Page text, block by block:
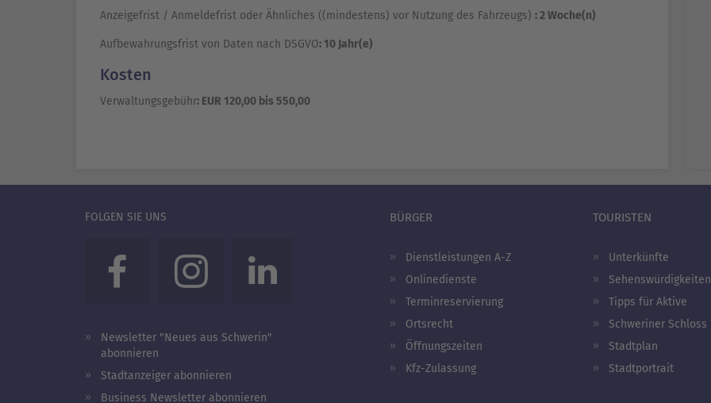
Anzeigefrist / Anmeldefrist oder Ähnliches ((mindestens) vor Nutzung des Fahrzeugs) : 2 Woche(n)
Aufbewahrungsfrist von Daten nach DSGVO: 10 Jahr(e)
Kosten
Verwaltungsgebühr: EUR 120,00 bis 550,00
FOLGEN SIE UNS
Newsletter "Neues aus Schwerin"
abonnieren
Stadtanzeiger abonnieren
Business Newsletter abonnieren
BÜRGER
Dienstleistungen A-Z
Onlinedienste
Terminreservierung
Ortsrecht
Öffnungszeiten
Kfz-Zulassung
TOURISTEN
Unterkünfte
Sehenswürdigkeiten
Tipps für Aktive
Schweriner Schloss
Stadtplan
Stadtportrait